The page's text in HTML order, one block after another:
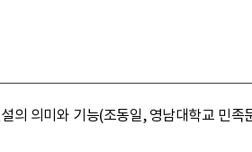
의 의미와 기능(조동일, 영남대학교 민족